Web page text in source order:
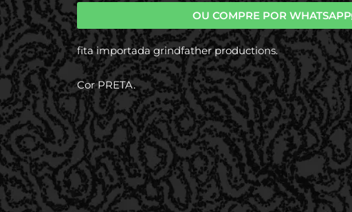
OU COMPRE POR WHATSAPP
fita importada grindfather productions.
Cor PRETA.